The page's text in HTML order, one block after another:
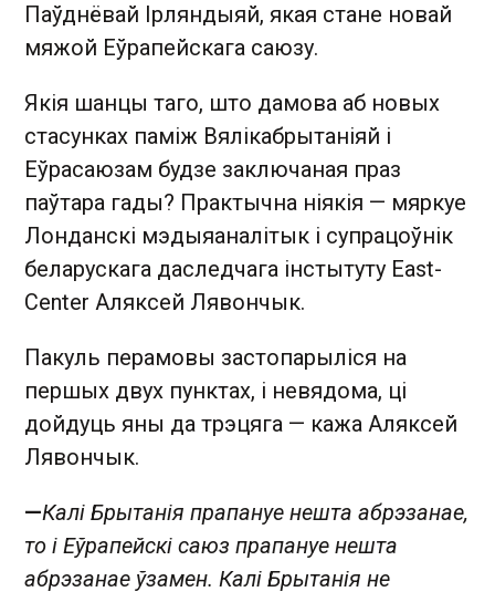
Паўднёвай Ірляндыяй, якая стане новай
мяжой Еўрапейскага саюзу.
Якія шанцы таго, што дамова аб новых
стасунках паміж Вялікабрытаніяй і
Еўрасаюзам будзе заключаная праз
паўтара гады? Практычна ніякія — мяркуе
Лонданскі мэдыяаналітык і супрацоўнік
беларускага даследчага інстытуту East-
Center Аляксей Лявончык.
Пакуль перамовы застопарыліся на
першых двух пунктах, і невядома, ці
дойдуць яны да трэцяга — кажа Аляксей
Лявончык.
—Калі Брытанія прапануе нешта абрэзанае,
то і Еўрапейскі саюз прапануе нешта
абрэзанае ўзамен. Калі Брытанія не